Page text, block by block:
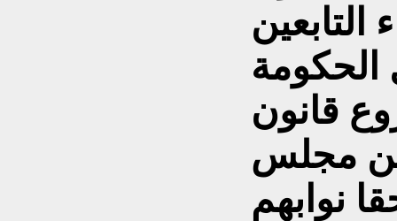
التابعين
الحكومة
قانون
من مجلس
نوابهم